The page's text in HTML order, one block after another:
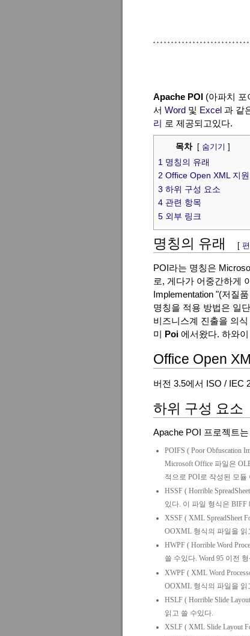
Apache POI (아파치 포
서 Word 및 Excel 과 같
리 로 제공되고있다.
목차 [ 숨기기 ]
1 명칭의 유래
2 Office Open XML 지원
3 하위 구성 요소
4 관련 항목
5 외부 링크
명칭의 유래 [
POI라는 명칭은
로, 게다가 어중간하게
Implementation "(저질
명칭을 적용 방법은 일
비즈니스계 진출을 의
미 Poi 에서왔다. 하와
Office Open
버전 3.5에서 ISO / IEC
하위 구성 요소
Apache POI 프로젝트
POIFS (Poor Obfuscation
Microsoft Office 파일은
적으로 POI로 작성된 모
HSSF (Horrible
있다. 이 파일 형식은
XSSF (XML SpreadSheet
OOXML 형식의 파일을 읽
HWPF (Horrible Word
쓸 수있다. Word 95 이전
XWPF ( XML Word
OOXML 형식의 파일을 읽
HSLF (Horrible Slide
읽고 쓸 수있다.
XSLF (XML Slide Layout